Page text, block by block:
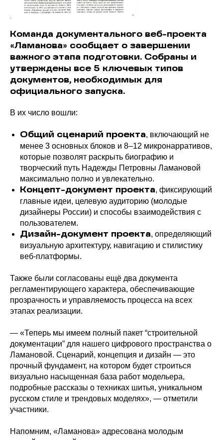
Команда документального веб-проекта
«Ламанова» сообщает о завершении
важного этапа подготовки. Собраны и
утверждены все 5 ключевых типов
документов, необходимых для
официального запуска.
В их число вошли:
Общий сценарий проекта, включающий не
менее 3 основных блоков и 8–12 микронарративов,
которые позволят раскрыть биографию и
творческий путь Надежды Петровны Ламановой
максимально полно и увлекательно.
Концепт-документ проекта, фиксирующий
главные идеи, целевую аудиторию (молодые
дизайнеры России) и способы взаимодействия с
пользователем.
Дизайн-документ проекта, определяющий
визуальную архитектуру, навигацию и стилистику
веб-платформы.
Также были согласованы ещё два документа
регламентирующего характера, обеспечивающие
прозрачность и управляемость процесса на всех
этапах реализации.
— «Теперь мы имеем полный пакет “строительной
документации” для нашего цифрового пространства о
Ламановой. Сценарий, концепция и дизайн — это
прочный фундамент, на котором будет строиться
визуально насыщенная база работ модельера,
подробные рассказы о техниках шитья, уникальном
русском стиле и трендовых моделях», — отметили
участники.
Напомним, «Ламанова» адресована молодым